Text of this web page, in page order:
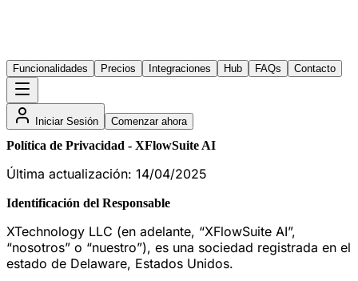
Funcionalidades Precios Integraciones Hub FAQs Contacto
Iniciar Sesión Comenzar ahora
Política de Privacidad - XFlowSuite AI
Última actualización: 14/04/2025
Identificación del Responsable
XTechnology LLC (en adelante, “XFlowSuite AI”,
“nosotros” o “nuestro”), es una sociedad registrada en el
estado de Delaware, Estados Unidos.